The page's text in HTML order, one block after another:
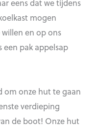
eens dat we tijdens
mogen
willen en op ons
een pak appelsap
om onze hut te gaan
verdieping
de boot! Onze hut